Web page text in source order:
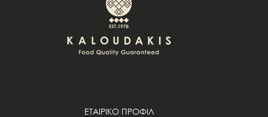
ΕΤΑΙΡΙΚΟ ΠΡΟΦΙΛ